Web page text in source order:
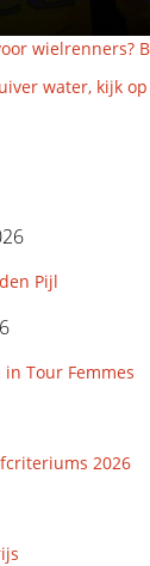
wielrenners?
water, kijk op
Pijl
Tour Femmes
2026